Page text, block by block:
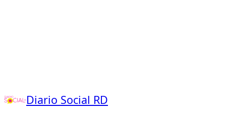
Diario Social RD